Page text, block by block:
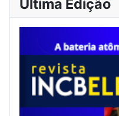
Última Edição